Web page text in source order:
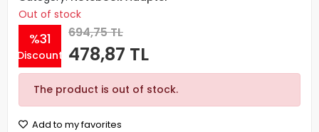
Out of stock
%31
Discount
694,75 TL
478,87 TL
The product is out of stock.
Add to my favorites